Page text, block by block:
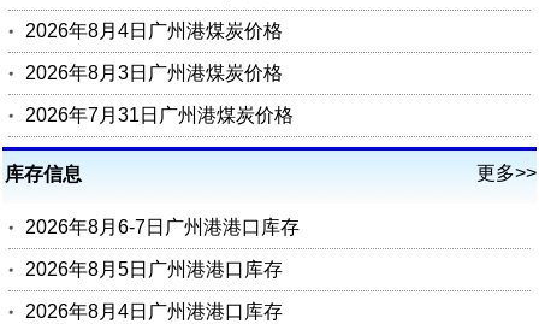
2026年8月4日广州港煤炭价格
2026年8月3日广州港煤炭价格
2026年7月31日广州港煤炭价格
更多>>
库存信息
2026年8月6-7日广州港港口库存
2026年8月5日广州港港口库存
2026年8月4日广州港港口库存